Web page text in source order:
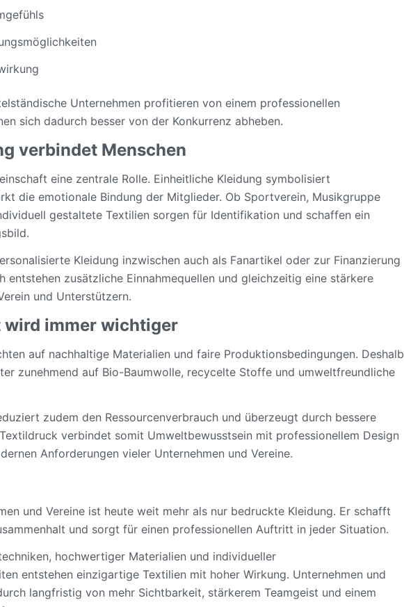
Unternehmen profitieren von einem professionellen
sich dadurch besser von der Konkurrenz abheben.
verbindet Menschen
eine zentrale Rolle. Einheitliche Kleidung symbolisiert
die emotionale Bindung der Mitglieder. Ob Sportverein, Musikgruppe
gestaltete Textilien sorgen für Identifikation und schaffen ein
Kleidung inzwischen auch als Fanartikel oder zur Finanzierung
entstehen zusätzliche Einnahmequellen und gleichzeitig eine stärkere
und Unterstützern.
immer wichtiger
auf nachhaltige Materialien und faire Produktionsbedingungen. Deshalb
zunehmend auf Bio-Baumwolle, recycelte Stoffe und umweltfreundliche
zudem den Ressourcenverbrauch und überzeugt durch bessere
verbindet somit Umweltbewusstsein mit professionellem Design
Anforderungen vieler Unternehmen und Vereine.
und Vereine ist heute weit mehr als nur bedruckte Kleidung. Er schafft
und sorgt für einen professionellen Auftritt in jeder Situation.
hochwertiger Materialien und individueller
entstehen einzigartige Textilien mit hoher Wirkung. Unternehmen und
langfristig von mehr Sichtbarkeit, stärkerem Teamgeist und einem